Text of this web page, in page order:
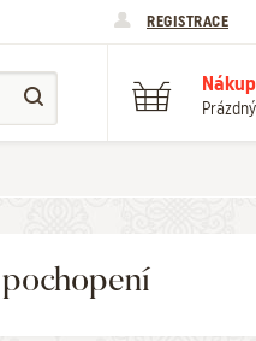
REGISTRACE
Prázdný